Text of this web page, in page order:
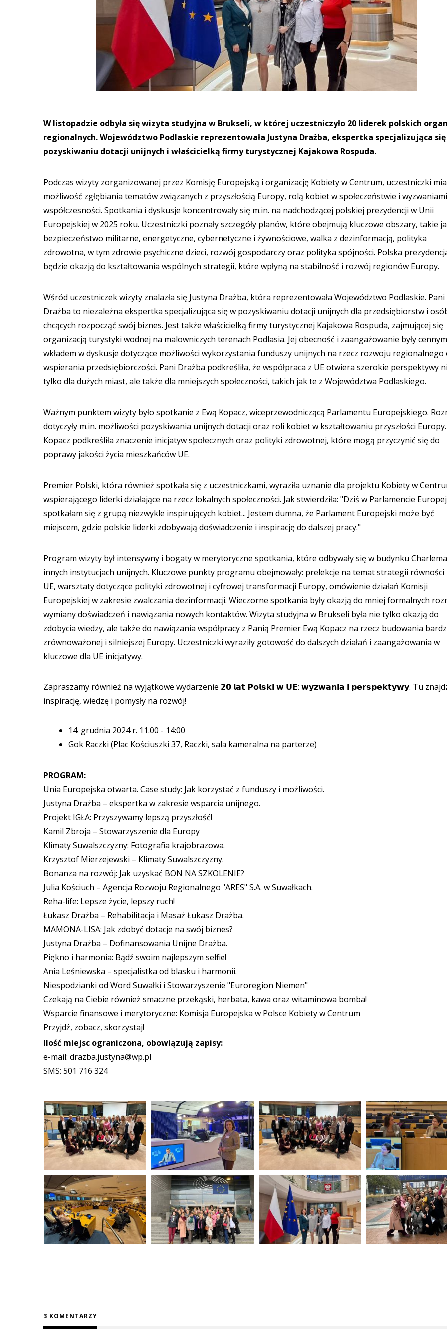
W listopadzie odbyła się wizyta studyjna w Brukseli, w której uczestniczyło 20 liderek polskich
regionalnych. Województwo Podlaskie reprezentowała Justyna Drażba, ekspertka specjalizująca
pozyskiwaniu dotacji unijnych i właścicielką firmy turystycznej Kajakowa Rospuda.
Podczas wizyty zorganizowanej przez Komisję Europejską i organizację Kobiety w Centrum, uczestniczki
możliwość zgłębiania tematów związanych z przyszłością Europy, rolą kobiet w społeczeństwie i wyzwaniami
współczesności. Spotkania i dyskusje koncentrowały się m.in. na nadchodzącej polskiej prezydencji w Unii
Europejskiej w 2025 roku. Uczestniczki poznały szczegóły planów, które obejmują kluczowe obszary, takie
bezpieczeństwo militarne, energetyczne, cybernetyczne i żywnościowe, walka z dezinformacją, polityka
zdrowotna, w tym zdrowie psychiczne dzieci, rozwój gospodarczy oraz polityka spójności. Polska
będzie okazją do kształtowania wspólnych strategii, które wpłyną na stabilność i rozwój regionów Europy.
Wśród uczestniczek wizyty znalazła się Justyna Drażba, która reprezentowała Województwo Podlaskie. Pani
Drażba to niezależna ekspertka specjalizująca się w pozyskiwaniu dotacji unijnych dla przedsiębiorstw i
chcących rozpocząć swój biznes. Jest także właścicielką firmy turystycznej Kajakowa Rospuda, zajmującej się
organizacją turystyki wodnej na malowniczych terenach Podlasia. Jej obecność i zaangażowanie były cennym
wkładem w dyskusje dotyczące możliwości wykorzystania funduszy unijnych na rzecz rozwoju regionalnego
wspierania przedsiębiorczości. Pani Drażba podkreśliła, że współpraca z UE otwiera szerokie perspektywy
tylko dla dużych miast, ale także dla mniejszych społeczności, takich jak te z Województwa Podlaskiego.
Ważnym punktem wizyty było spotkanie z Ewą Kopacz, wiceprzewodniczącą Parlamentu Europejskiego.
dotyczyły m.in. możliwości pozyskiwania unijnych dotacji oraz roli kobiet w kształtowaniu przyszłości
Kopacz podkreśliła znaczenie inicjatyw społecznych oraz polityki zdrowotnej, które mogą przyczynić się do
poprawy jakości życia mieszkańców UE.
Premier Polski, która również spotkała się z uczestniczkami, wyraziła uznanie dla projektu Kobiety w
wspierającego liderki działające na rzecz lokalnych społeczności. Jak stwierdziła: "Dziś w Parlamencie
spotkałam się z grupą niezwykle inspirujących kobiet... Jestem dumna, że Parlament Europejski może być
miejscem, gdzie polskie liderki zdobywają doświadczenie i inspirację do dalszej pracy."
Program wizyty był intensywny i bogaty w merytoryczne spotkania, które odbywały się w budynku
innych instytucjach unijnych. Kluczowe punkty programu obejmowały: prelekcje na temat strategii równości
UE, warsztaty dotyczące polityki zdrowotnej i cyfrowej transformacji Europy, omówienie działań Komisji
Europejskiej w zakresie zwalczania dezinformacji. Wieczorne spotkania były okazją do mniej formalnych
wymiany doświadczeń i nawiązania nowych kontaktów. Wizyta studyjna w Brukseli była nie tylko okazją do
zdobycia wiedzy, ale także do nawiązania współpracy z Panią Premier Ewą Kopacz na rzecz budowania
zrównoważonej i silniejszej Europy. Uczestniczki wyraziły gotowość do dalszych działań i zaangażowania w
kluczowe dla UE inicjatywy.
Zapraszamy również na wyjątkowe wydarzenie 𝟮𝟬 𝗹𝗮𝘁 𝗣𝗼𝗹𝘀𝗸𝗶 𝘄 𝗨𝗘: 𝘄𝘆𝘇𝘄𝗮𝗻𝗶𝗮 𝗶 𝗽𝗲𝗿𝘀𝗽𝗲𝗸𝘁𝘆𝘄𝘆. Tu
inspirację, wiedzę i pomysły na rozwój!
14. grudnia 2024 r. 11.00 - 14:00
Gok Raczki (Plac Kościuszki 37, Raczki, sala kameralna na parterze)
PROGRAM:
Unia Europejska otwarta. Case study: Jak korzystać z funduszy i możliwości.
Justyna Drażba – ekspertka w zakresie wsparcia unijnego.
Projekt IGŁA: Przyszywamy lepszą przyszłość!
Kamil Zbroja – Stowarzyszenie dla Europy
Klimaty Suwalszczyzny: Fotografia krajobrazowa.
Krzysztof Mierzejewski – Klimaty Suwalszczyzny.
Bonanza na rozwój: Jak uzyskać BON NA SZKOLENIE?
Julia Kościuch – Agencja Rozwoju Regionalnego "ARES" S.A. w Suwałkach.
Reha-life: Lepsze życie, lepszy ruch!
Łukasz Drażba – Rehabilitacja i Masaż Łukasz Drażba.
MAMONA-LISA: Jak zdobyć dotacje na swój biznes?
Justyna Drażba – Dofinansowania Unijne Drażba.
Piękno i harmonia: Bądź swoim najlepszym selfie!
Ania Leśniewska – specjalistka od blasku i harmonii.
Niespodzianki od Word Suwałki i Stowarzyszenie "Euroregion Niemen"
Czekają na Ciebie również smaczne przekąski, herbata, kawa oraz witaminowa bomba!
Wsparcie finansowe i merytoryczne: Komisja Europejska w Polsce Kobiety w Centrum
Przyjdź, zobacz, skorzystaj!
Ilość miejsc ograniczona, obowiązują zapisy:
e-mail: drazba.justyna@wp.pl
SMS: 501 716 324
3 KOMENTARZY